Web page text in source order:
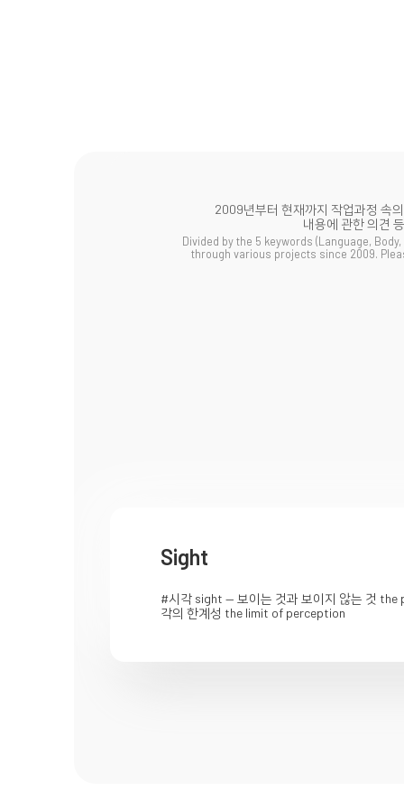
2009년부터 현재까지 작업과정 속
내용에 관한 의견
Divided by the 5 keywords (Language,
through various projects since 2009.
Sight
#시각 sight — 보이는 것과 보이지 않는 것
각의 한계성 the limit of perception